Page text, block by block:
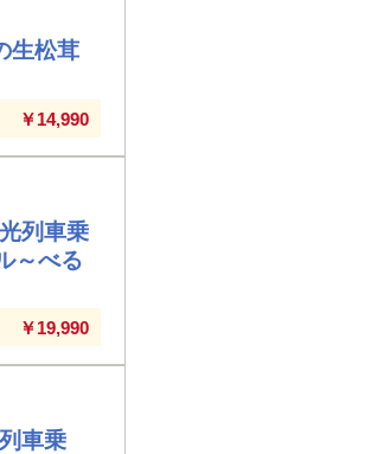
生松茸
￥14,990
列車乗
～べる
￥19,990
車乗